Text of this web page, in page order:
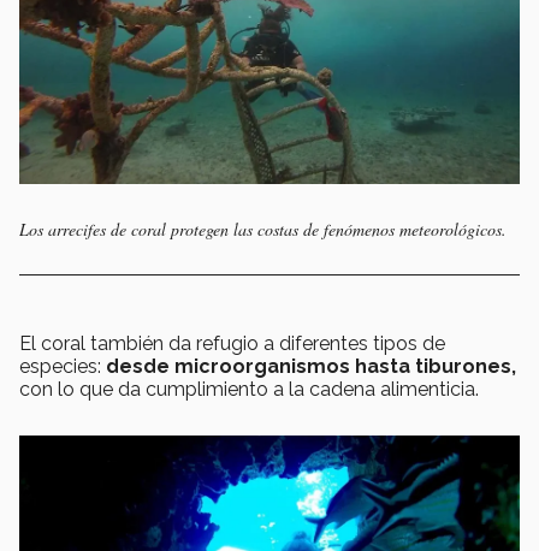
Los arrecifes de coral protegen las costas de fenómenos meteorológicos.
El coral también da refugio a diferentes tipos de
especies: desde microorganismos hasta tiburones,
con lo que da cumplimiento a la cadena alimenticia.